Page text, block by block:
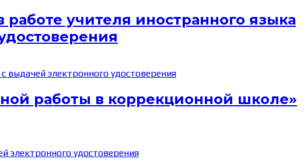
учителя иностранного языка
работы в коррекционной школе»